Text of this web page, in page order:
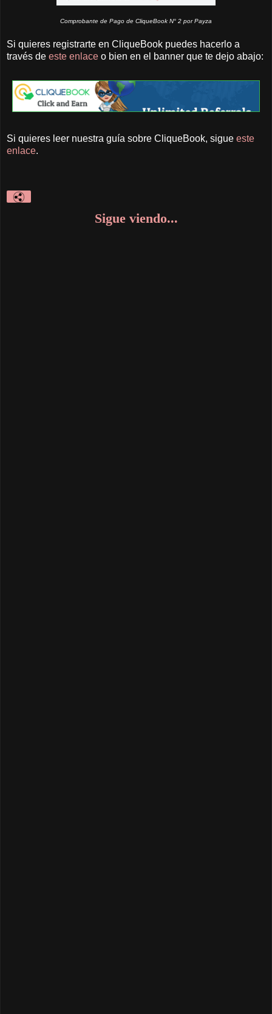
Comprobante de Pago de CliqueBook N° 2 por Payza
Si quieres registrarte en CliqueBook puedes hacerlo a
través de este enlace o bien en el banner que te dejo abajo:
Si quieres leer nuestra guía sobre CliqueBook, sigue este
enlace.
Sigue viendo...